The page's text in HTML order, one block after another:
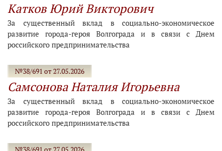
Катков Юрий Викторович
За существенный вклад в социально-экономическое
развитие города-героя Волгограда и в связи с Днем
российского предпринимательства
№38/691 от 27.05.2026
Самсонова Наталия Игорьевна
За существенный вклад в социально-экономическое
развитие города-героя Волгограда и в связи с Днем
российского предпринимательства